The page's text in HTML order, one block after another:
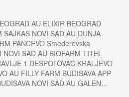
AU ELIXIR BEOGRAD
SAJKAS NOVI SAD AU DUNJA
PANCEVO Smederevska
SAD AU BIOFARM TITEL
1 DESPOTOVAC KRALJEVO
AU FILLY FARM BUDISAVA APP
NOVI SAD AU GALEN...